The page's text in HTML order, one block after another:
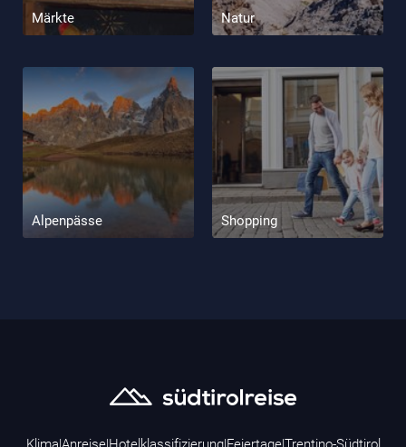
Märkte Natur
Alpenpässe Shopping